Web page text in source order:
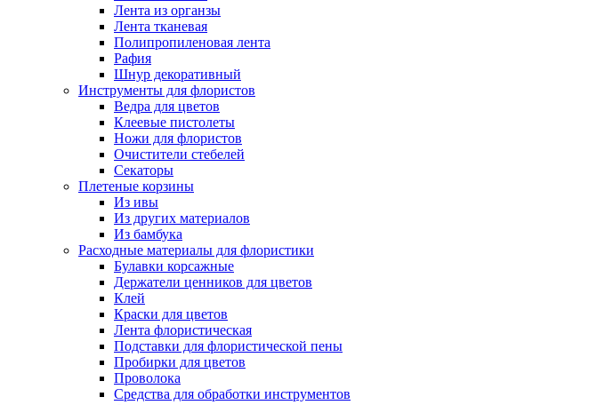
Лента из органзы
Лента тканевая
Полипропиленовая лента
Рафия
Шнур декоративный
Инструменты для флористов
Ведра для цветов
Клеевые пистолеты
Ножи для флористов
Очистители стебелей
Секаторы
Плетеные корзины
Из ивы
Из других материалов
Из бамбука
Расходные материалы для флористики
Булавки корсажные
Держатели ценников для цветов
Клей
Краски для цветов
Лента флористическая
Подставки для флористической пены
Пробирки для цветов
Проволока
Средства для обработки инструментов